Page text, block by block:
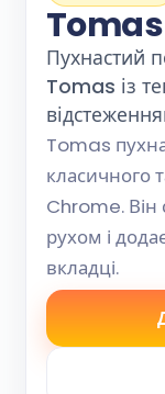
Пухнастий
Tomas із
Tomas
класичного
Chrome. Він
рухом і
вкладці.